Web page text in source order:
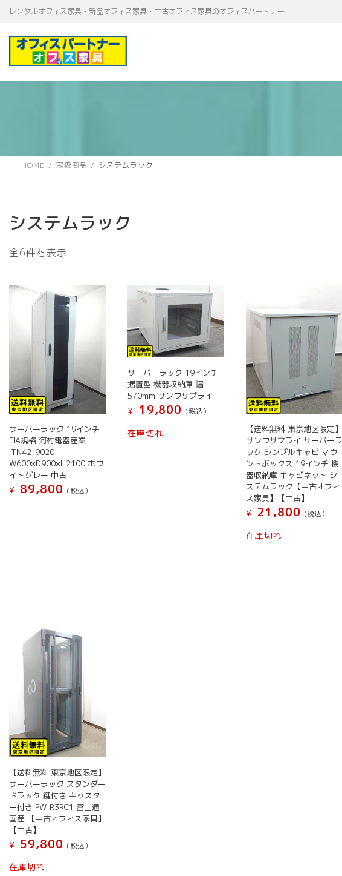
テ
ゲ
レンタルオフィス家具・新品オフィス家具・中古オフィス家具のオフィスパートナー
HOME 取扱商品 システムラック
システムラック
全6件を表示
順
サーバーラック 19インチ
EIA規格 河村電器産業
ITN42-9020
W600×D900×H2100 ホワ
イトグレー 中古
¥
89,800 (税込）
サーバーラック 19インチ
据置型 機器収納庫 幅
570mm サンワサプライ
¥
19,800 (税込）
在庫切れ
【送料無料 東京地区限定】
サンワサプライ サーバーラ
ック シンプルキャビ マウ
ントボックス 19インチ 機
器収納庫 キャビネット シ
ステムラック【中古オフィ
ス家具】【中古】
¥
21,800 (税込）
在庫切れ
【送料無料 東京地区限定】
サーバーラック スタンダー
ドラック 鍵付き キャスタ
ー付き PW-R3RC1 富士通
国産 【中古オフィス家具】
【中古】
¥
59,800 (税込）
在庫切れ